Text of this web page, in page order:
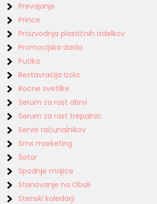
Prevajanje
Prince
Proizvodnja plastičnih izdelkov
Promocijska darila
Putika
Restavracija Izola
Ročne svetilke
Serum za rast obrvi
Serum za rast trepalnic
Servis računalnikov
Sms marketing
Šotor
Spodnje majice
Stanovanje na Obali
Stenski koledarji